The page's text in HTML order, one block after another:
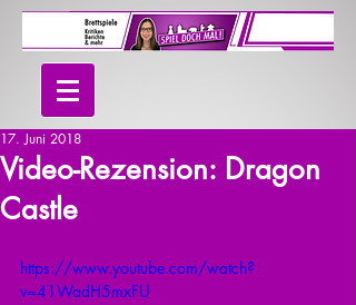
Video-Rezension: Dragon
Castle
17. Juni 2018
https://www.youtube.com/watch?
v=41WadH5mxFU